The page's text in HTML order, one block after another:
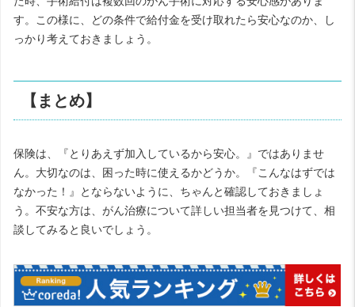
す。この様に、どの条件で給付金を受け取れたら安心なのか、し
っかり考えておきましょう。
【まとめ】
保険は、『とりあえず加入しているから安心。』ではありませ
ん。大切なのは、困った時に使えるかどうか。『こんなはずでは
なかった！』とならないように、ちゃんと確認しておきましょ
う。不安な方は、がん治療について詳しい担当者を見つけて、相
談してみると良いでしょう。